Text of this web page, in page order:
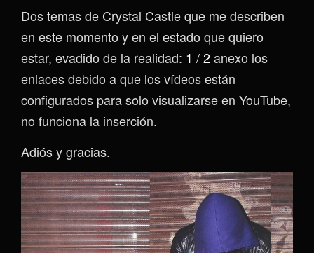
Dos temas de Crystal Castle que me describen
en este momento y en el estado que quiero
estar, evadido de la realidad: 1 /2anexo los
enlaces debido a que los vídeos están
configurados para solo visualizarse en YouTube,
no funciona la inserción.
Adiós y gracias.